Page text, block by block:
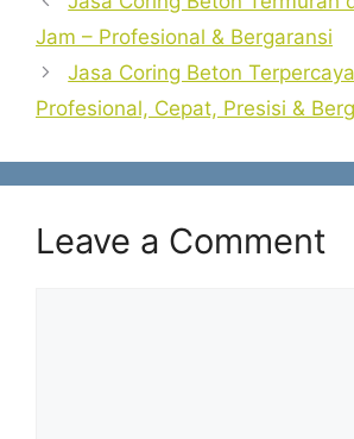
Jam – Profesional & Bergaransi
Jasa Coring Beton
Profesional, Cepat, Presisi &
Leave a Comment